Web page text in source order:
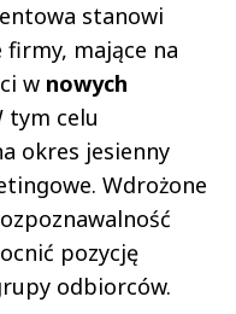
stanowi
mające na
w nowych
tym celu
okres jesienny
Wdrożone
pozycję
odbiorców.